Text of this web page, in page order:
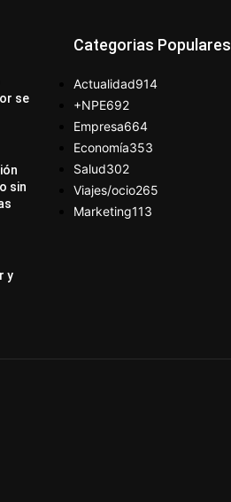
se
sin
y
Categorias Populares
Actualidad914
+NPE692
Empresa664
Economía353
Salud302
Viajes/ocio265
Marketing113